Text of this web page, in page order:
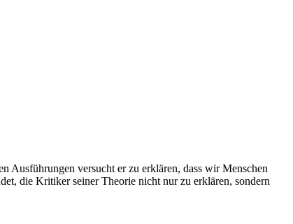
versucht er zu erklären, dass wir Menschen
die Kritiker seiner Theorie nicht nur zu erklären, sondern